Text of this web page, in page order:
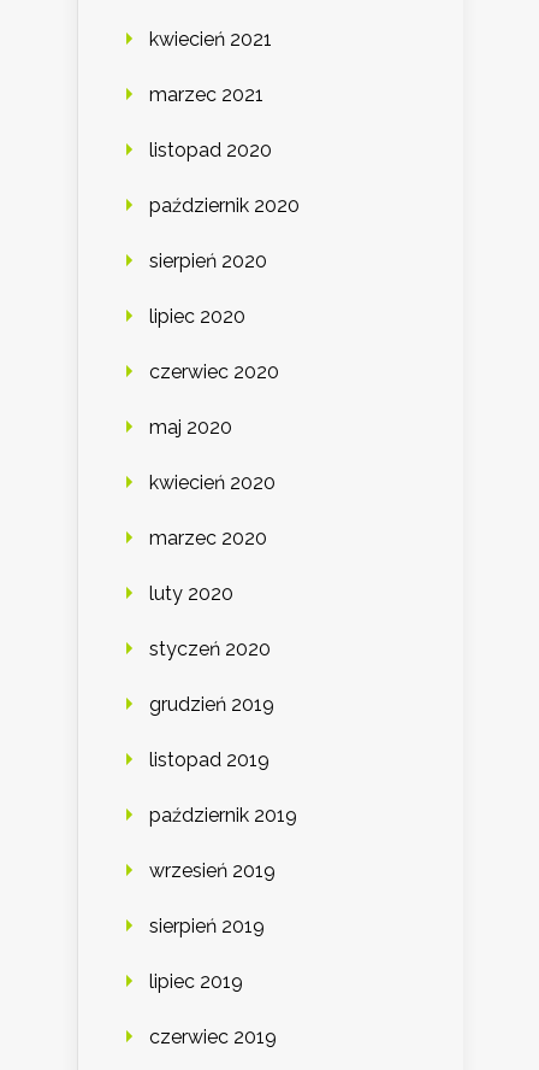
kwiecień 2021
marzec 2021
listopad 2020
październik 2020
sierpień 2020
lipiec 2020
czerwiec 2020
maj 2020
kwiecień 2020
marzec 2020
luty 2020
styczeń 2020
grudzień 2019
listopad 2019
październik 2019
wrzesień 2019
sierpień 2019
lipiec 2019
czerwiec 2019